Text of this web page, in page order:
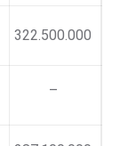
322.500.000
–